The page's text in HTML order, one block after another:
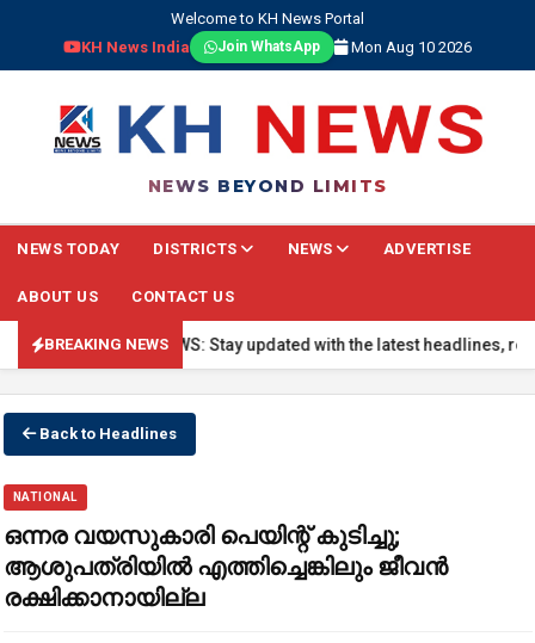
Welcome to KH News Portal
KH News India
Join WhatsApp Mon Aug 10 2026
NEWS BEYOND LIMITS
NEWS TODAY DISTRICTS NEWS ADVERTISE
ABOUT US CONTACT US
BREAKING NEWS
🔴 BREAKING NEWS: Stay updated with the latest headlines,
Back to Headlines
NATIONAL
ഒന്നര വയസുകാരി പെയിന്റ് കുടിച്ചു;
ആശുപത്രിയിൽ എത്തിച്ചെങ്കിലും ജീവൻ
രക്ഷിക്കാനായില്ല